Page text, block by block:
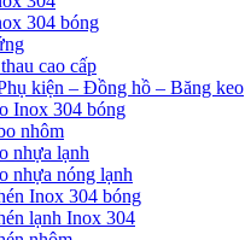
304 bóng
cao cấp
kiện – Đồng hồ – Băng keo
Inox 304 bóng
nhôm
nhựa lạnh
nhựa nóng lạnh
Inox 304 bóng
lạnh Inox 304